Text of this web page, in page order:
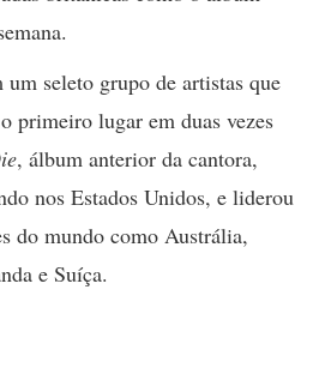
seleto grupo de artistas que
primeiro lugar em duas vezes
, álbum anterior da cantora,
nos Estados Unidos, e liderou
do mundo como Austrália,
e Suíça.